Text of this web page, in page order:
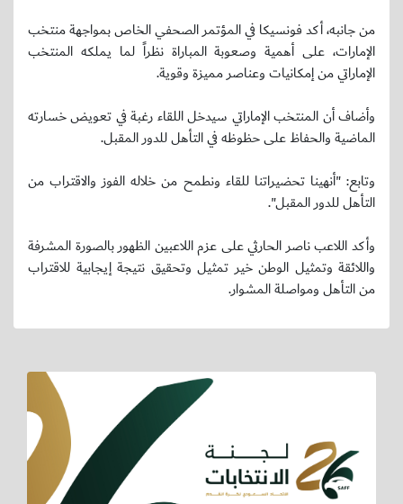
من جانبه، أكد فونسيكا في المؤتمر الصحفي الخاص بمواجهة منتخب
الإمارات، على أهمية وصعوبة المباراة نظراً لما يملكه المنتخب
الإماراتي من إمكانيات وعناصر مميزة وقوية.
وأضاف أن المنتخب الإماراتي سيدخل اللقاء رغبة في تعويض خسارته
الماضية والحفاظ على حظوظه في التأهل للدور المقبل.
وتابع: "أنهينا تحضيراتنا للقاء ونطمح من خلاله الفوز والاقتراب من
التأهل للدور المقبل".
وأكد اللاعب ناصر الحارثي على عزم اللاعبين الظهور بالصورة المشرفة
واللائقة وتمثيل الوطن خير تمثيل وتحقيق نتيجة إيجابية للاقتراب
من التأهل ومواصلة المشوار.